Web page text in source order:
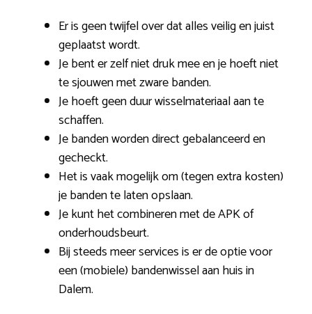
Er is geen twijfel over dat alles veilig en juist
geplaatst wordt.
Je bent er zelf niet druk mee en je hoeft niet
te sjouwen met zware banden.
Je hoeft geen duur wisselmateriaal aan te
schaffen.
Je banden worden direct gebalanceerd en
gecheckt.
Het is vaak mogelijk om (tegen extra kosten)
je banden te laten opslaan.
Je kunt het combineren met de APK of
onderhoudsbeurt.
Bij steeds meer services is er de optie voor
een (mobiele) bandenwissel aan huis in
Dalem.